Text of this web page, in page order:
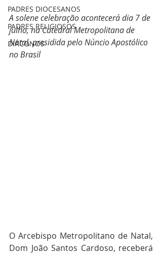
PADRES DIOCESANOS
PADRES RELIGIOSOS
DIÁCONOS
A solene celebração acontecerá dia 7 de
julho, na Catedral Metropolitana de
Natal, presidida pelo Núncio Apostólico
no Brasil
O Arcebispo Metropolitano de Natal,
Dom João Santos Cardoso, receberá